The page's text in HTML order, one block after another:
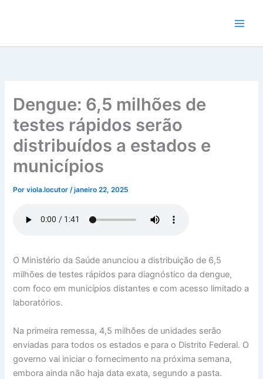
conteúdo
Dengue: 6,5 milhões de
testes rápidos serão
distribuídos a estados e
municípios
Porviola.locutor/janeiro 22, 2025
O Ministério da Saúde anunciou a distribuição de 6,5
milhões de testes rápidos para diagnóstico da dengue,
com foco em municípios distantes e com acesso limitado a
laboratórios.
Na primeira remessa, 4,5 milhões de unidades serão
enviadas para todos os estados e para o Distrito Federal. O
governo vai iniciar o fornecimento na próxima semana,
embora ainda não haja data exata, segundo a pasta.